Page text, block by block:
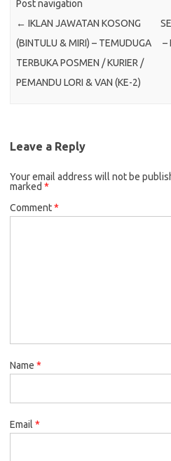
Post navigation
← IKLAN JAWATAN KOSONG
(BINTULU & MIRI) – TEMUDUGA
TERBUKA POSMEN / KURIER /
PEMANDU LORI & VAN (KE-2)
–
Leave a Reply
Your email address will not be
marked *
Comment*
Name *
Email *